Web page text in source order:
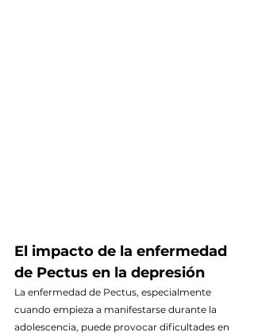
El impacto de la enfermedad
de Pectus en la depresión
La enfermedad de Pectus, especialmente
cuando empieza a manifestarse durante la
adolescencia, puede provocar dificultades en